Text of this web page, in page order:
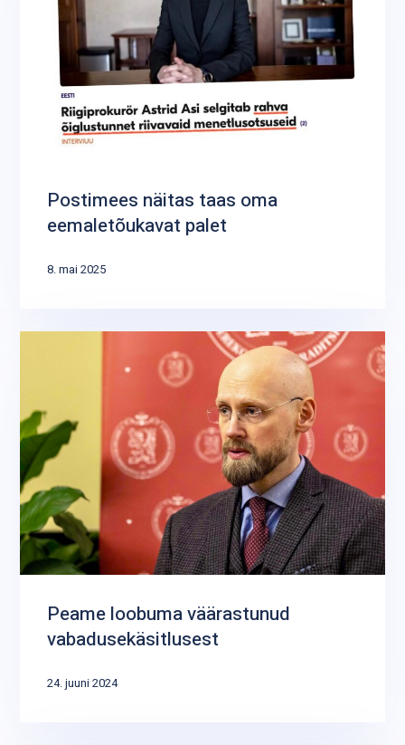
Postimees näitas taas oma
eemaletõukavat palet
8. mai 2025
Peame loobuma väärastunud
vabadusekäsitlusest
24. juuni 2024